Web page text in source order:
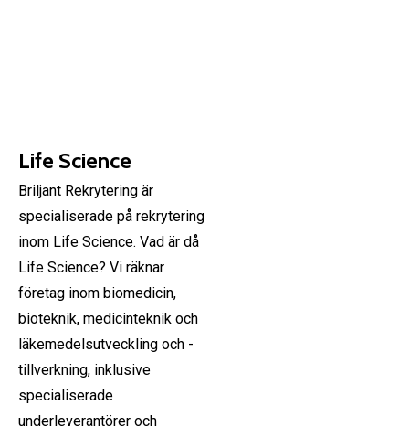
Life Science
Briljant Rekrytering är
specialiserade på rekrytering
inom Life Science. Vad är då
Life Science? Vi räknar
företag inom biomedicin,
bioteknik, medicinteknik och
läkemedelsutveckling och -
tillverkning, inklusive
specialiserade
underleverantörer och